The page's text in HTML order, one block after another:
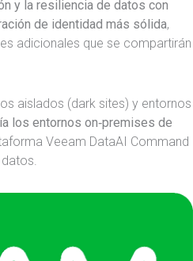
y la resiliencia de datos con
de identidad más sólida,
adicionales que se compartirán
aislados (dark sites) y entornos
los entornos on‑premises de
Veeam DataAI Command